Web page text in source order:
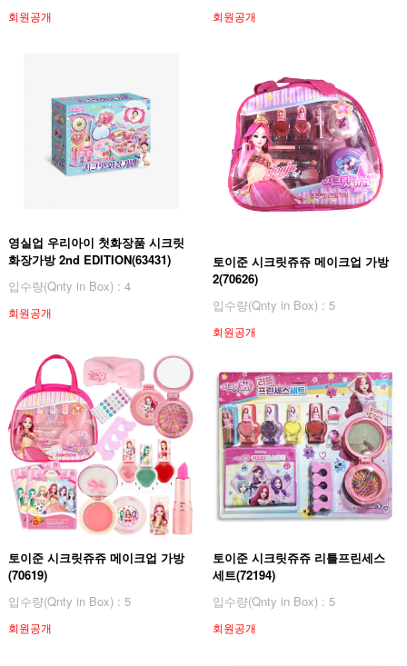
회원공개 회원공개
영실업 우리아이 첫화장품 시크릿
화장가방 2nd EDITION(63431)
입수량(Qnty in Box) : 4
회원공개
토이준 시크릿쥬쥬 메이크업 가방
2(70626)
입수량(Qnty in Box) : 5
회원공개
토이준 시크릿쥬쥬 메이크업 가방
(70619)
입수량(Qnty in Box) : 5
회원공개
토이준 시크릿쥬쥬 리틀프린세스
세트(72194)
입수량(Qnty in Box) : 5
회원공개